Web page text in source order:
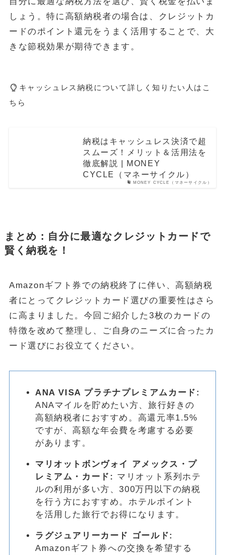
しょう。特に高額納税者の場合は、クレジットカ
ードのポイント還元をうまく活用することで、大
きな節税効果が期待できます。
キャッシュレス納税について詳しく知りたい人はこ
ちら
MONEY CYCLE（マネーサイクル）
納税はキャッシュレス決済で超
スムーズ！メリット＆活用法を
徹底解説 | MONEY
CYCLE（マネーサイクル）
まとめ：自分に最適なクレジットカードで
賢く納税を！
Amazonギフト券での納税終了に伴い、高額納税
者にとってクレジットカード選びの重要性はさら
に高まりました。今回ご紹介した3枚のカードの
特徴を改めて整理し、ご自身のニーズに合ったカ
ード選びにお役立てください。
ANA VISA プラチナプレミアムカード:
ANAマイルを貯めたい方、旅行好きの
高額納税者におすすめ。高還元率1.5%
ですが、高額な年会費を考慮する必要
があります。
マリオットボンヴォイ アメックス・プ
レミアム・カード: マリオット系列ホテ
ルの利用が多い方、300万円以下の納税
を行う方におすすめ。ホテルポイント
を活用した旅行でお得になります。
ラグジュアリーカード ゴールド:
Amazonギフト券への交換を希望する